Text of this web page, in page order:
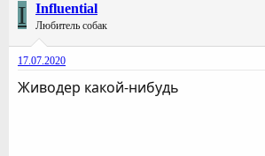
I Influential
Любитель собак
17.07.2020
Живодер какой-нибудь